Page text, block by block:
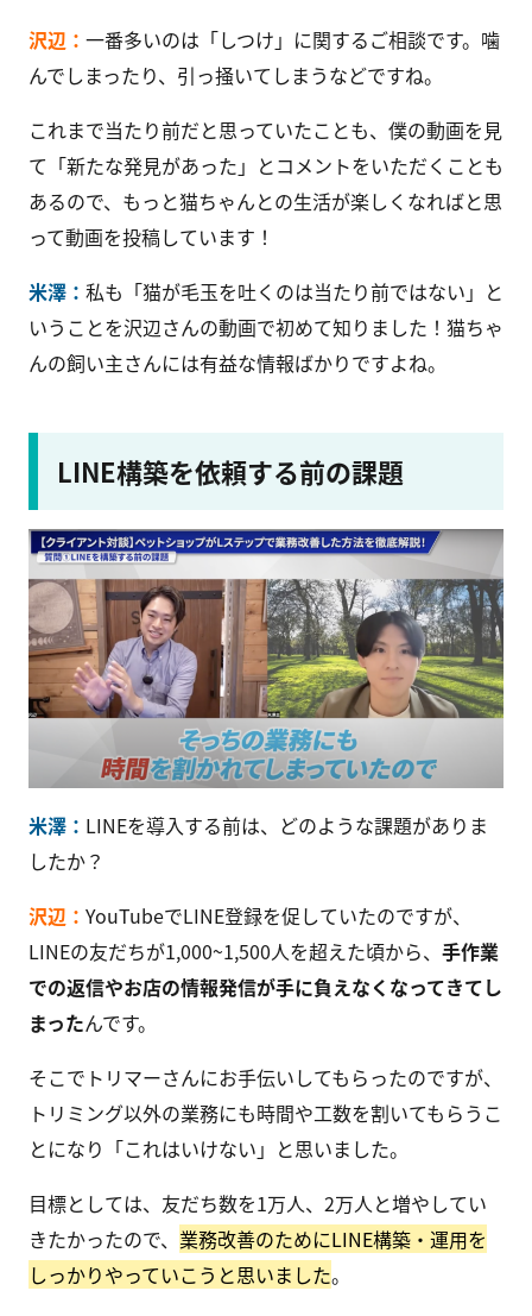
沢辺： 一番多いのは「しつけ」に関するご相談です。噛
んでしまったり、引っ掻いてしまうなどですね。
これまで当たり前だと思っていたことも、僕の動画を見
て「新たな発見があった」とコメントをいただくことも
あるので、もっと猫ちゃんとの生活が楽しくなればと思
って動画を投稿しています！
米澤： 私も「猫が毛玉を吐くのは当たり前ではない」と
いうことを沢辺さんの動画で初めて知りました！猫ちゃ
んの飼い主さんには有益な情報ばかりですよね。
LINE構築を依頼する前の課題
米澤： LINEを導入する前は、どのような課題がありま
したか？
沢辺： YouTubeでLINE登録を促していたのですが、
LINEの友だちが1,000~1,500人を超えた頃から、 手作業
での返信やお店の情報発信が手に負えなくなってきてし
まったんです。
そこでトリマーさんにお手伝いしてもらったのですが、
トリミング以外の業務にも時間や工数を割いてもらうこ
とになり「これはいけない」と思いました。
目標としては、友だち数を1万人、2万人と増やしてい
きたかったので、 業務改善のためにLINE構築・運用を
しっかりやっていこうと思いました。